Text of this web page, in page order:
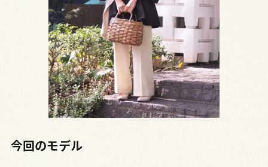
今回のモデル